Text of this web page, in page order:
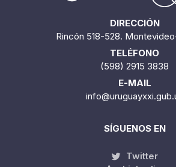
DIRECCIÓN
Rincón 518-528.
TELÉFONO
(598) 2915 3838
E-MAIL
SÍGUENOS EN
Twitter